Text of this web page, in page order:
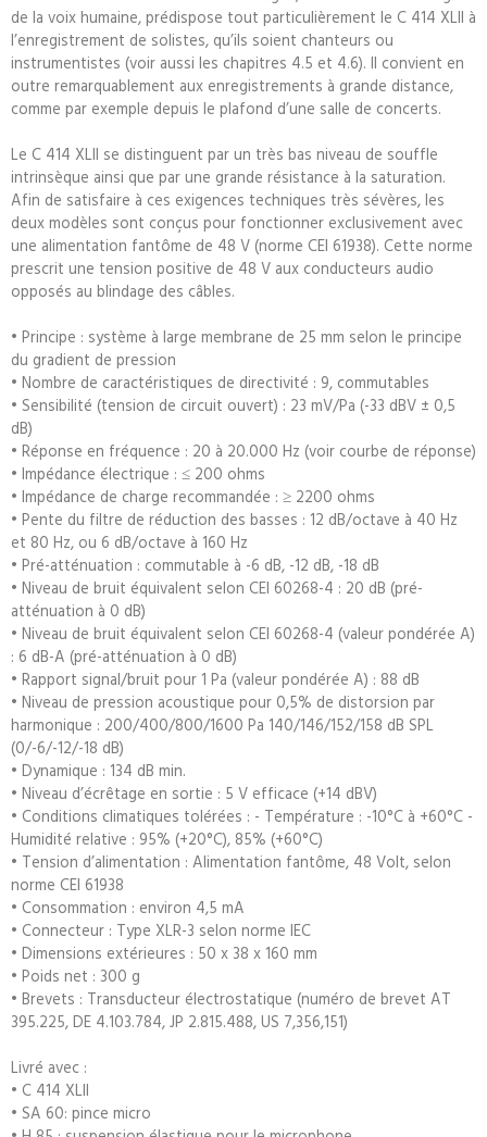
de la voix humaine, prédispose tout particulièrement le C 414 XLII à
l’enregistrement de solistes, qu’ils soient chanteurs ou
instrumentistes (voir aussi les chapitres 4.5 et 4.6). Il convient en
outre remarquablement aux enregistrements à grande distance,
comme par exemple depuis le plafond d’une salle de concerts.
Le C 414 XLII se distinguent par un très bas niveau de souffle
intrinsèque ainsi que par une grande résistance à la saturation.
Afin de satisfaire à ces exigences techniques très sévères, les
deux modèles sont conçus pour fonctionner exclusivement avec
une alimentation fantôme de 48 V (norme CEI 61938). Cette norme
prescrit une tension positive de 48 V aux conducteurs audio
opposés au blindage des câbles.
• Principe : système à large membrane de 25 mm selon le principe
du gradient de pression
• Nombre de caractéristiques de directivité : 9, commutables
• Sensibilité (tension de circuit ouvert) : 23 mV/Pa (-33 dBV ± 0,5
dB)
• Réponse en fréquence : 20 à 20.000 Hz (voir courbe de réponse)
• Impédance électrique : ≤ 200 ohms
• Impédance de charge recommandée : ≥ 2200 ohms
• Pente du filtre de réduction des basses : 12 dB/octave à 40 Hz
et 80 Hz, ou 6 dB/octave à 160 Hz
• Pré-atténuation : commutable à -6 dB, -12 dB, -18 dB
• Niveau de bruit équivalent selon CEI 60268-4 : 20 dB (pré-
atténuation à 0 dB)
• Niveau de bruit équivalent selon CEI 60268-4 (valeur pondérée A)
: 6 dB-A (pré-atténuation à 0 dB)
• Rapport signal/bruit pour 1 Pa (valeur pondérée A) : 88 dB
• Niveau de pression acoustique pour 0,5% de distorsion par
harmonique : 200/400/800/1600 Pa 140/146/152/158 dB SPL
(0/-6/-12/-18 dB)
• Dynamique : 134 dB min.
• Niveau d’écrêtage en sortie : 5 V efficace (+14 dBV)
• Conditions climatiques tolérées : - Température : -10°C à +60°C -
Humidité relative : 95% (+20°C), 85% (+60°C)
• Tension d’alimentation : Alimentation fantôme, 48 Volt, selon
norme CEI 61938
• Consommation : environ 4,5 mA
• Connecteur : Type XLR-3 selon norme IEC
• Dimensions extérieures : 50 x 38 x 160 mm
• Poids net : 300 g
• Brevets : Transducteur électrostatique (numéro de brevet AT
395.225, DE 4.103.784, JP 2.815.488, US 7,356,151)
Livré avec :
• C 414 XLII
• SA 60: pince micro